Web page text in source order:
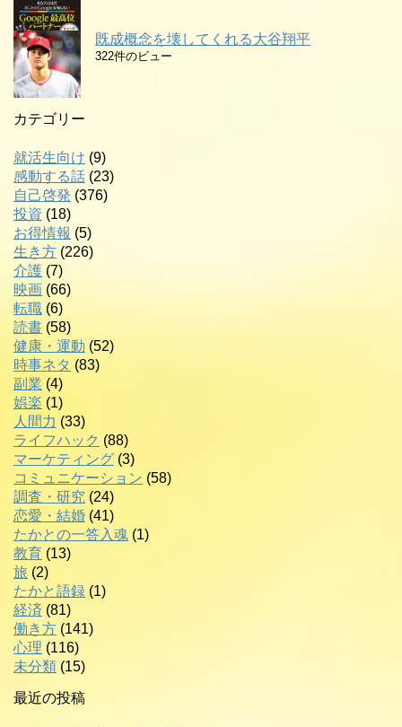
既成概念を壊してくれる大谷翔平
322件のビュー
カテゴリー
就活生向け (9)
感動する話 (23)
自己啓発 (376)
投資 (18)
お得情報 (5)
生き方 (226)
介護 (7)
映画 (66)
転職 (6)
読書 (58)
健康・運動 (52)
時事ネタ (83)
副業 (4)
娯楽 (1)
人間力 (33)
ライフハック (88)
マーケティング (3)
コミュニケーション (58)
調査・研究 (24)
恋愛・結婚 (41)
たかとの一答入魂 (1)
教育 (13)
旅 (2)
たかと語録 (1)
経済 (81)
働き方 (141)
心理 (116)
未分類 (15)
最近の投稿